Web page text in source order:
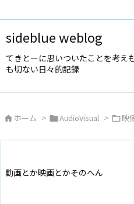
sideblue weblog
てきとーに思いついたことを考え
も切ない日々的記録
 ホーム > AudioVisual > 映
動画とか映画とかそのへん